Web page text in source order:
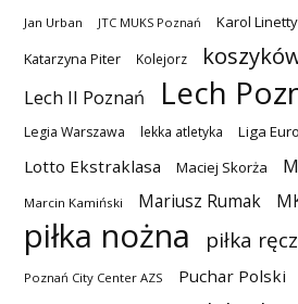
Jan Urban JTC MUKS Poznań Karol Linetty
Katarzyna Piter Kolejorz
Lech II Poznań Lech
Legia Warszawa lekka atletyka Liga
Lotto Ekstraklasa Maciej Skorża
Marcin Kamiński Mariusz Rumak
piłka nożna piłka
Poznań City Center AZS Puchar Polski